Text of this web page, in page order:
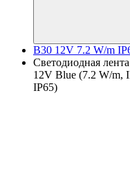
B30 12V 7.2 W/m
Светодиодная
12V Blue (7.2 W/m,
IP65)